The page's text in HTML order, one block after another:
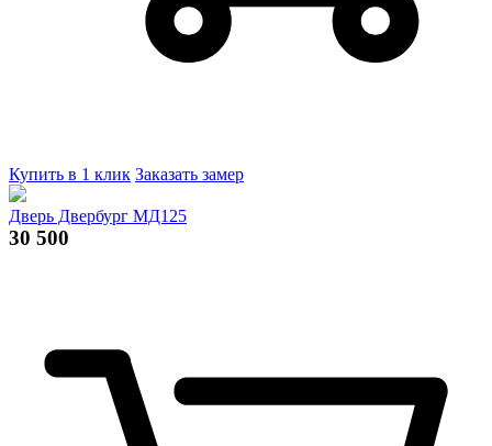
Купить в 1 клик Заказать замер
Дверь Двербург МД125
30 500